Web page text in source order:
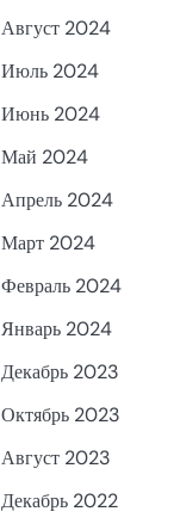
Август 2024
Июль 2024
Июнь 2024
Май 2024
Апрель 2024
Март 2024
Февраль 2024
Январь 2024
Декабрь 2023
Октябрь 2023
Август 2023
Декабрь 2022